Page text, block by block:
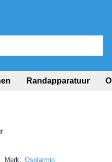
Randapparatuur
Merk: Osolarmio